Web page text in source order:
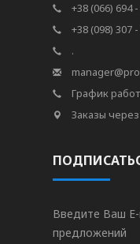
+38 (066) 694
+38 (098) 307
.
График
Заказы
Введите Ваш
предложений